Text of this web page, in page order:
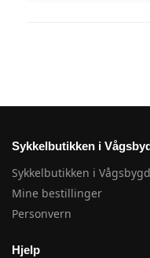
Sykkelbutikken i
Sykkelbutikken i
Mine bestillinger
Personvern
Hjelp